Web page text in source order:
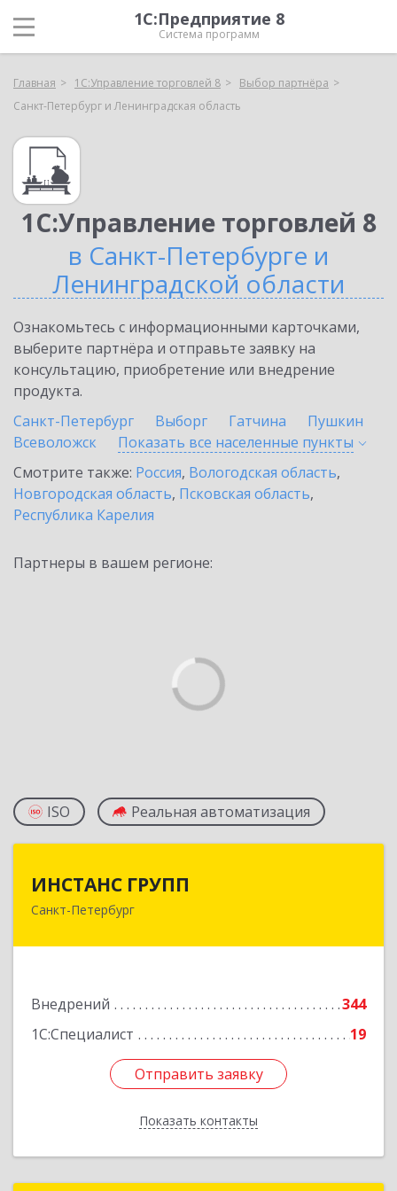
1С:Предприятие 8
Система программ
Главная 1С:Управление торговлей 8
Выбор партнёра
Санкт-Петербург и Ленинградская область
1С:Управление торговлей 8
в Санкт-Петербурге и
Ленинградской области
Ознакомьтесь с информационными карточками,
выберите партнёра и отправьте заявку на
консультацию, приобретение или внедрение
продукта.
Санкт-Петербург
Выборг Гатчина
Пушкин
Всеволожск
Показать все населенные пункты
Смотрите также: Россия, Вологодская область,
Новгородская область, Псковская область,
Республика Карелия
Партнеры в вашем регионе:
ISO Реальная автоматизация
ИНСТАНС ГРУПП
Санкт-Петербург
Внедрений
344
1С:Специалист
19
Отправить заявку
Показать контакты
198216, Санкт-Петербург г, Ленинский пр-кт,
Отправить заявку
Назад